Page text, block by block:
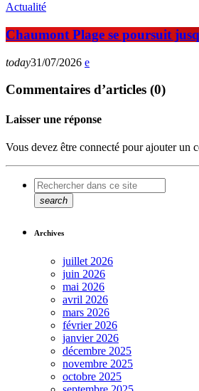
Actualité
Chaumont Plage se poursuit
today31/07/2026
Commentaires d’articles (0)
Laisser une réponse
Vous devez être connecté pour ajouter un
search
Archives
juillet 2026
juin 2026
mai 2026
avril 2026
mars 2026
février 2026
janvier 2026
décembre 2025
novembre 2025
octobre 2025